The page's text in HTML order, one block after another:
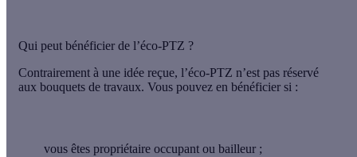
Qui peut bénéficier de l’éco-PTZ ?
Contrairement à une idée reçue, l’éco-PTZ n’est pas réservé
aux bouquets de travaux. Vous pouvez en bénéficier si :
vous êtes propriétaire occupant ou bailleur ;